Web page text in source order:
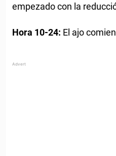
empezado con la
Hora 10-24: El ajo